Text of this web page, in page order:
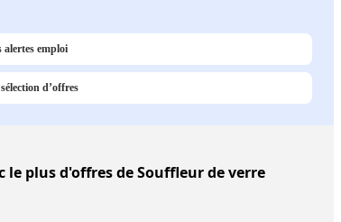
alertes emploi
d’offres
le plus d'offres de Souffleur de verre